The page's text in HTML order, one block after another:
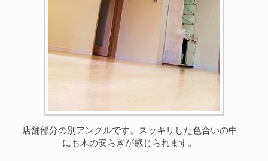
店舗部分の別アングルです。スッキリした色合いの中
にも木の安らぎが感じられます。